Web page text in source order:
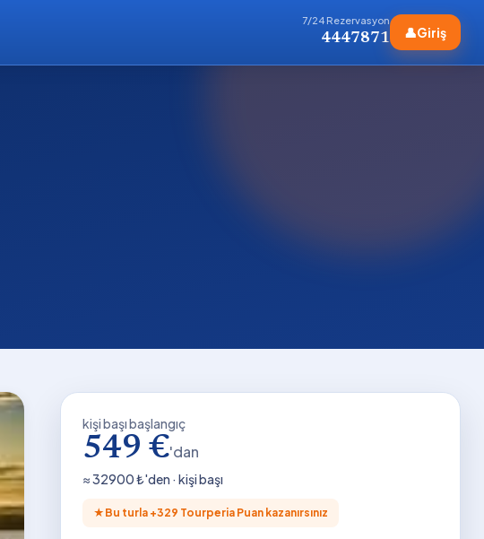
7/24 Rezervasyon
4447871 👤Giriş
kişi başı başlangıç
549 €'dan
≈32900₺'den · kişi başı
★ Bu turla +329 Tourperia Puan kazanırsınız